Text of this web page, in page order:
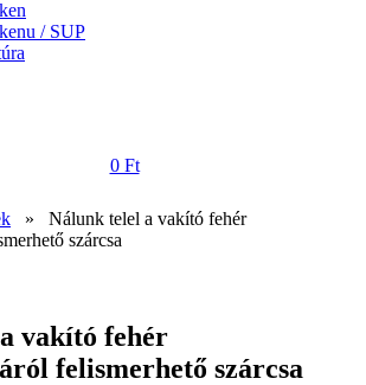
/ SUP
0 Ft
» Nálunk telel a vakító fehér
szárcsa
vakító fehér
felismerhető szárcsa